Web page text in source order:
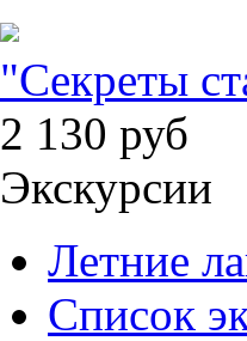
"Секреты
2 130 руб
Экскурсии
Летние
Список